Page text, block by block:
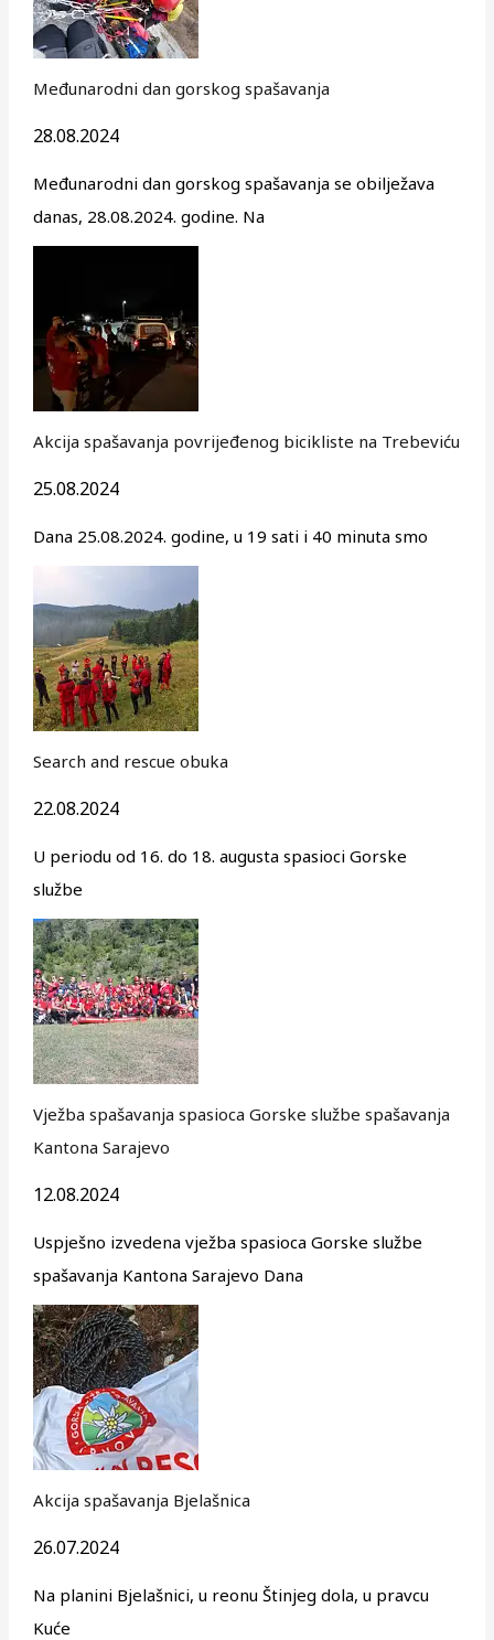
Međunarodni dan gorskog spašavanja
28.08.2024
Međunarodni dan gorskog spašavanja se obilježava
danas, 28.08.2024. godine. Na
Akcija spašavanja povrijeđenog bicikliste na Trebeviću
25.08.2024
Dana 25.08.2024. godine, u 19 sati i 40 minuta smo
Search and rescue obuka
22.08.2024
U periodu od 16. do 18. augusta spasioci Gorske
službe
Vježba spašavanja spasioca Gorske službe spašavanja
Kantona Sarajevo
12.08.2024
Uspješno izvedena vježba spasioca Gorske službe
spašavanja Kantona Sarajevo Dana
Akcija spašavanja Bjelašnica
26.07.2024
Na planini Bjelašnici, u reonu Štinjeg dola, u pravcu
Kuće